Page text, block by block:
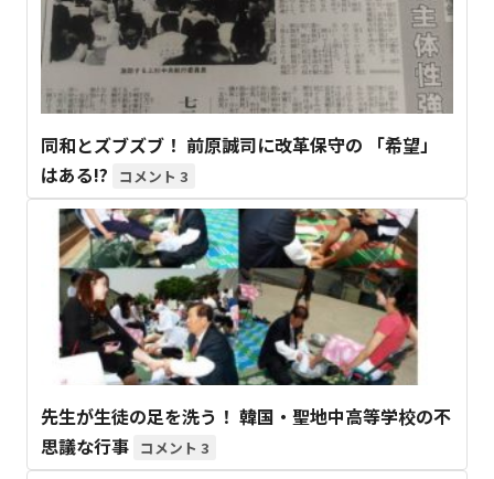
同和とズブズブ！ 前原誠司に改革保守の 「希望」
はある!?
3
先生が生徒の足を洗う！ 韓国・聖地中高等学校の不
思議な行事
3